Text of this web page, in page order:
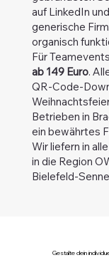
auf LinkedIn
generische
organisch
Für
ab 149 Euro.
QR-Code-
Betrieben in
ein bewährtes
Wir liefern in
in die Region
Bielefeld-Senne
Gestalte dein